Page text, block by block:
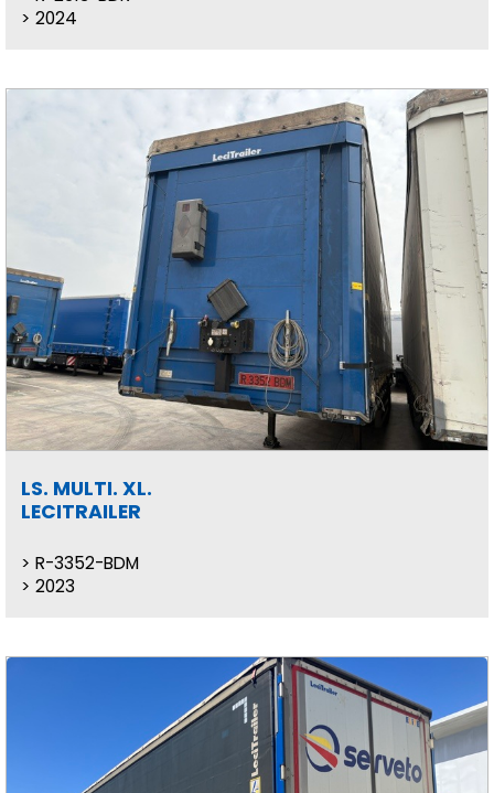
2024
LS. MULTI. XL.
LECITRAILER
R-3352-BDM
2023